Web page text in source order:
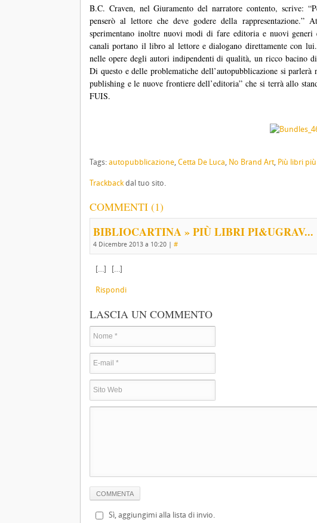
B.C. Craven, nel Giuramento del narratore contento, scrive:
penserò al lettore che deve godere della rappresentazione.”
sperimentano inoltre nuovi modi di fare editoria e nuovi
canali portano il libro al lettore e dialogano direttamente con
nelle opere degli autori indipendenti di qualità, un ricco
Di questo e delle problematiche dell’autopubblicazione si
publishing e le nuove frontiere dell’editoria” che si terrà allo
FUIS.
Tags: autopubblicazione, Cetta De Luca, No Brand Art, Più libri
Trackbackdal tuo sito.
COMMENTI (1)
BIBLIOCARTINA » PIÙ LIBRI PI&UGRAV...
4 Dicembre 2013 a 10:20 | #
[…] […]
Rispondi
LASCIA UN COMMENTO
Sì, aggiungimi alla lista di invio.